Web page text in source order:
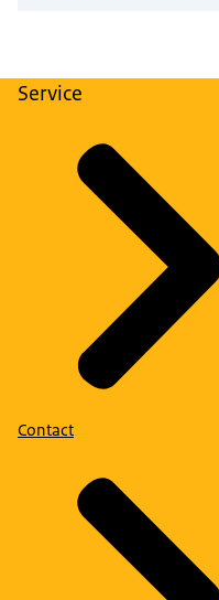
Service
Contact